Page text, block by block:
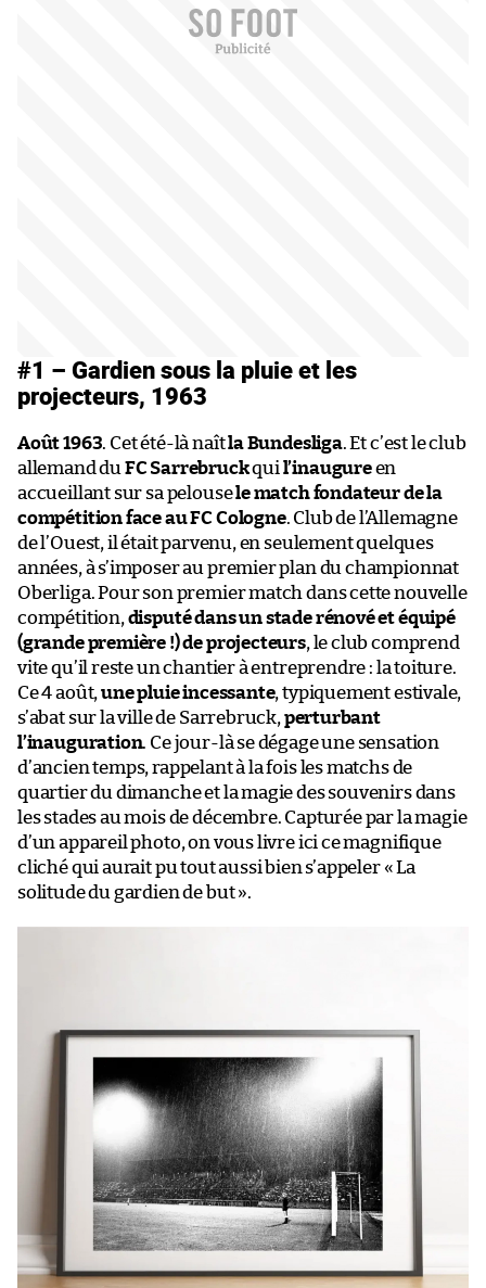
#1 – Gardien sous la pluie et les
projecteurs, 1963
Août 1963. Cet été-là naîtla Bundesliga. Et c’est le club
allemand du FC Sarrebruckqui l’inaugureen
accueillant sur sa pelousele match fondateur de la
compétition face auFC Cologne. Club de l’Allemagne
de l’Ouest, il était parvenu, en seulement quelques
années, à s’imposer au premier plan du championnat
Oberliga. Pour son premier match dans cette nouvelle
compétition, disputé dans un stade rénové et équipé
(grande première !) de projecteurs, le club comprend
vite qu’il reste un chantier à entreprendre : la toiture.
Ce 4 août,une pluie incessante, typiquement estivale,
s’abat sur la ville de Sarrebruck, perturbant
l’inauguration. Ce jour-là se dégage une sensation
d’ancien temps, rappelant à la fois les matchs de
quartier du dimanche et la magie des souvenirs dans
les stades au mois de décembre. Capturée par la magie
d’un appareil photo, on vous livre ici ce magnifique
cliché qui aurait pu tout aussi bien s’appeler « La
solitude du gardien de but ».